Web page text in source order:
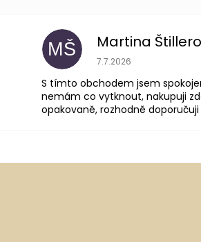
hvězdiček.MŠ Martina
Hodnocení obchodu
7.7.2026
S tímto obchodem jsem
nemám co vytknout, nakupuji
opakovaně, rozhodně doporučuji